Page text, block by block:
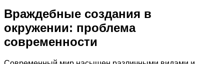
Враждебные создания в
окружении: проблема
современности